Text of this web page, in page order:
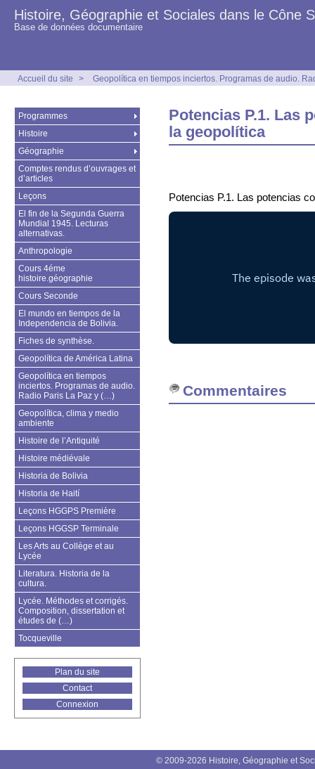
Histoire, Géographie et Sociales dans le Cône
Base de données documentaire
Accueil du site > Geopolítica en tiempos inciertos. Programas de audio.
Potencias P.1. Las
la geopolítica
Potencias P.1. Las potencias
Commentaires
Programmes
Histoire
Géographie
Comptes rendus d’ouvrages et
d’articles
Leçons
El fin de la Segunda Guerra
Mundial 1945. Lecturas
alternativas.
Anthropologie
Cours 4éme
histoire.géographie
Cours Seconde
El mundo en tiempos de la
Independencia de Bolivia.
Fiches de synthèse.
Geopolítica de América Latina
Geopolítica en tiempos
inciertos. Programas de audio.
Radio Paris La Paz y (…)
Geopolítica, clima y medio
ambiente
Histoire de l’Antiquité
Histoire médiévale
Historia de Bolivia
Historia de Haití
Leçons HGGPS Première
Leçons HGGSP Terminale
Les Arts au Collège et au
Lycée
Literatura. Historia de la
cultura.
Lycée. Méthodes et corrigés.
Composition, dissertation et
études de (…)
Tocqueville
Plan du site
Contact
Connexion
© 2009-2026 Histoire, Géographie et